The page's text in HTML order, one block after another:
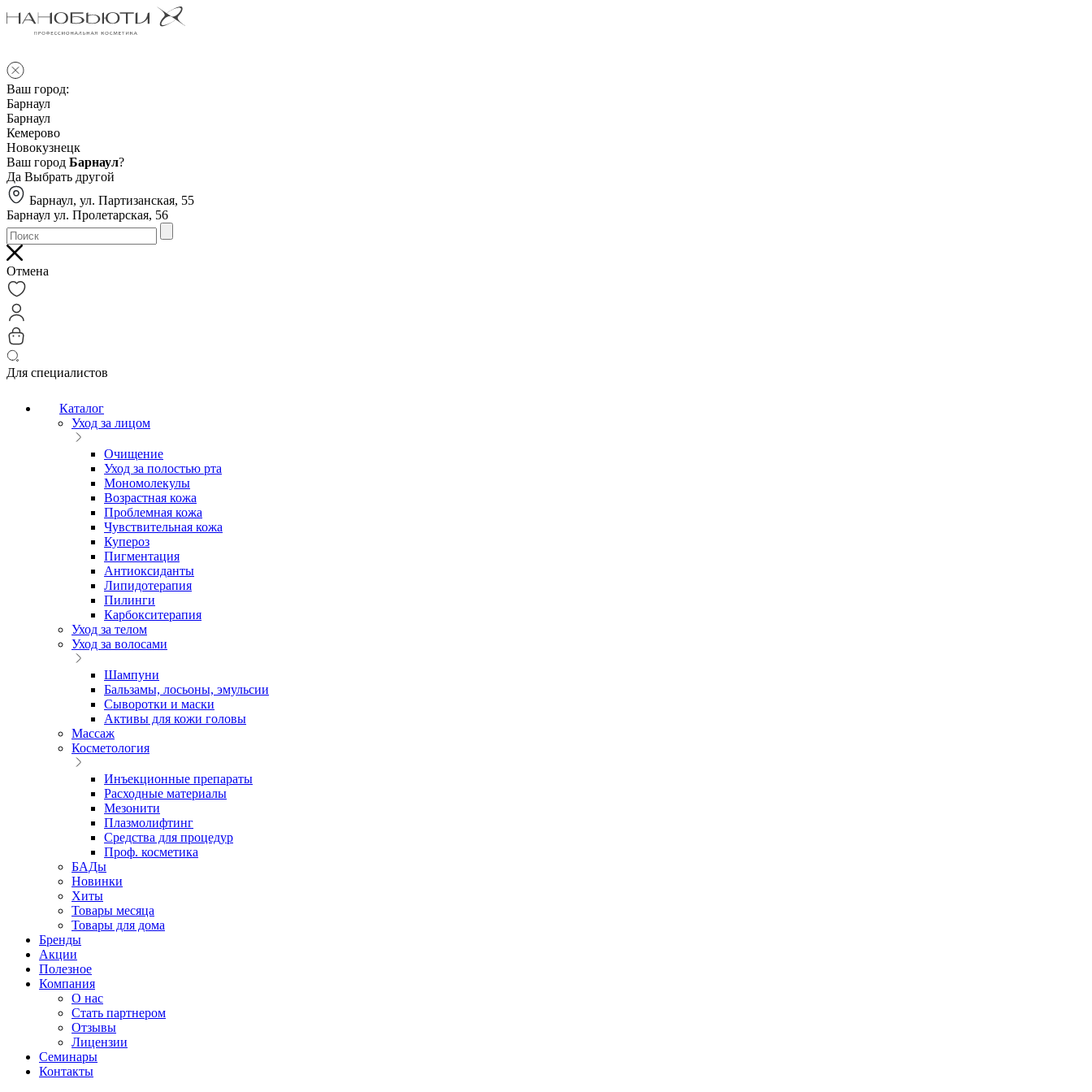
Ваш город:
Барнаул
Барнаул
Кемерово
Новокузнецк
Ваш город Барнаул?
Да Выбрать другой
Барнаул, ул. Партизанская, 55
Барнаул ул. Пролетарская, 56
Отмена
Для специалистов
Каталог
Уход за лицом
Очищение
Уход за полостью рта
Мономолекулы
Возрастная кожа
Проблемная кожа
Чувствительная кожа
Купероз
Пигментация
Антиоксиданты
Липидотерапия
Пилинги
Карбокситерапия
Уход за телом
Уход за волосами
Шампуни
Бальзамы, лосьоны, эмульсии
Сыворотки и маски
Активы для кожи головы
Массаж
Косметология
Инъекционные препараты
Расходные материалы
Мезонити
Плазмолифтинг
Средства для процедур
Проф. косметика
БАДы
Новинки
Хиты
Товары месяца
Товары для дома
Бренды
Акции
Полезное
Компания
О нас
Стать партнером
Отзывы
Лицензии
Семинары
Контакты